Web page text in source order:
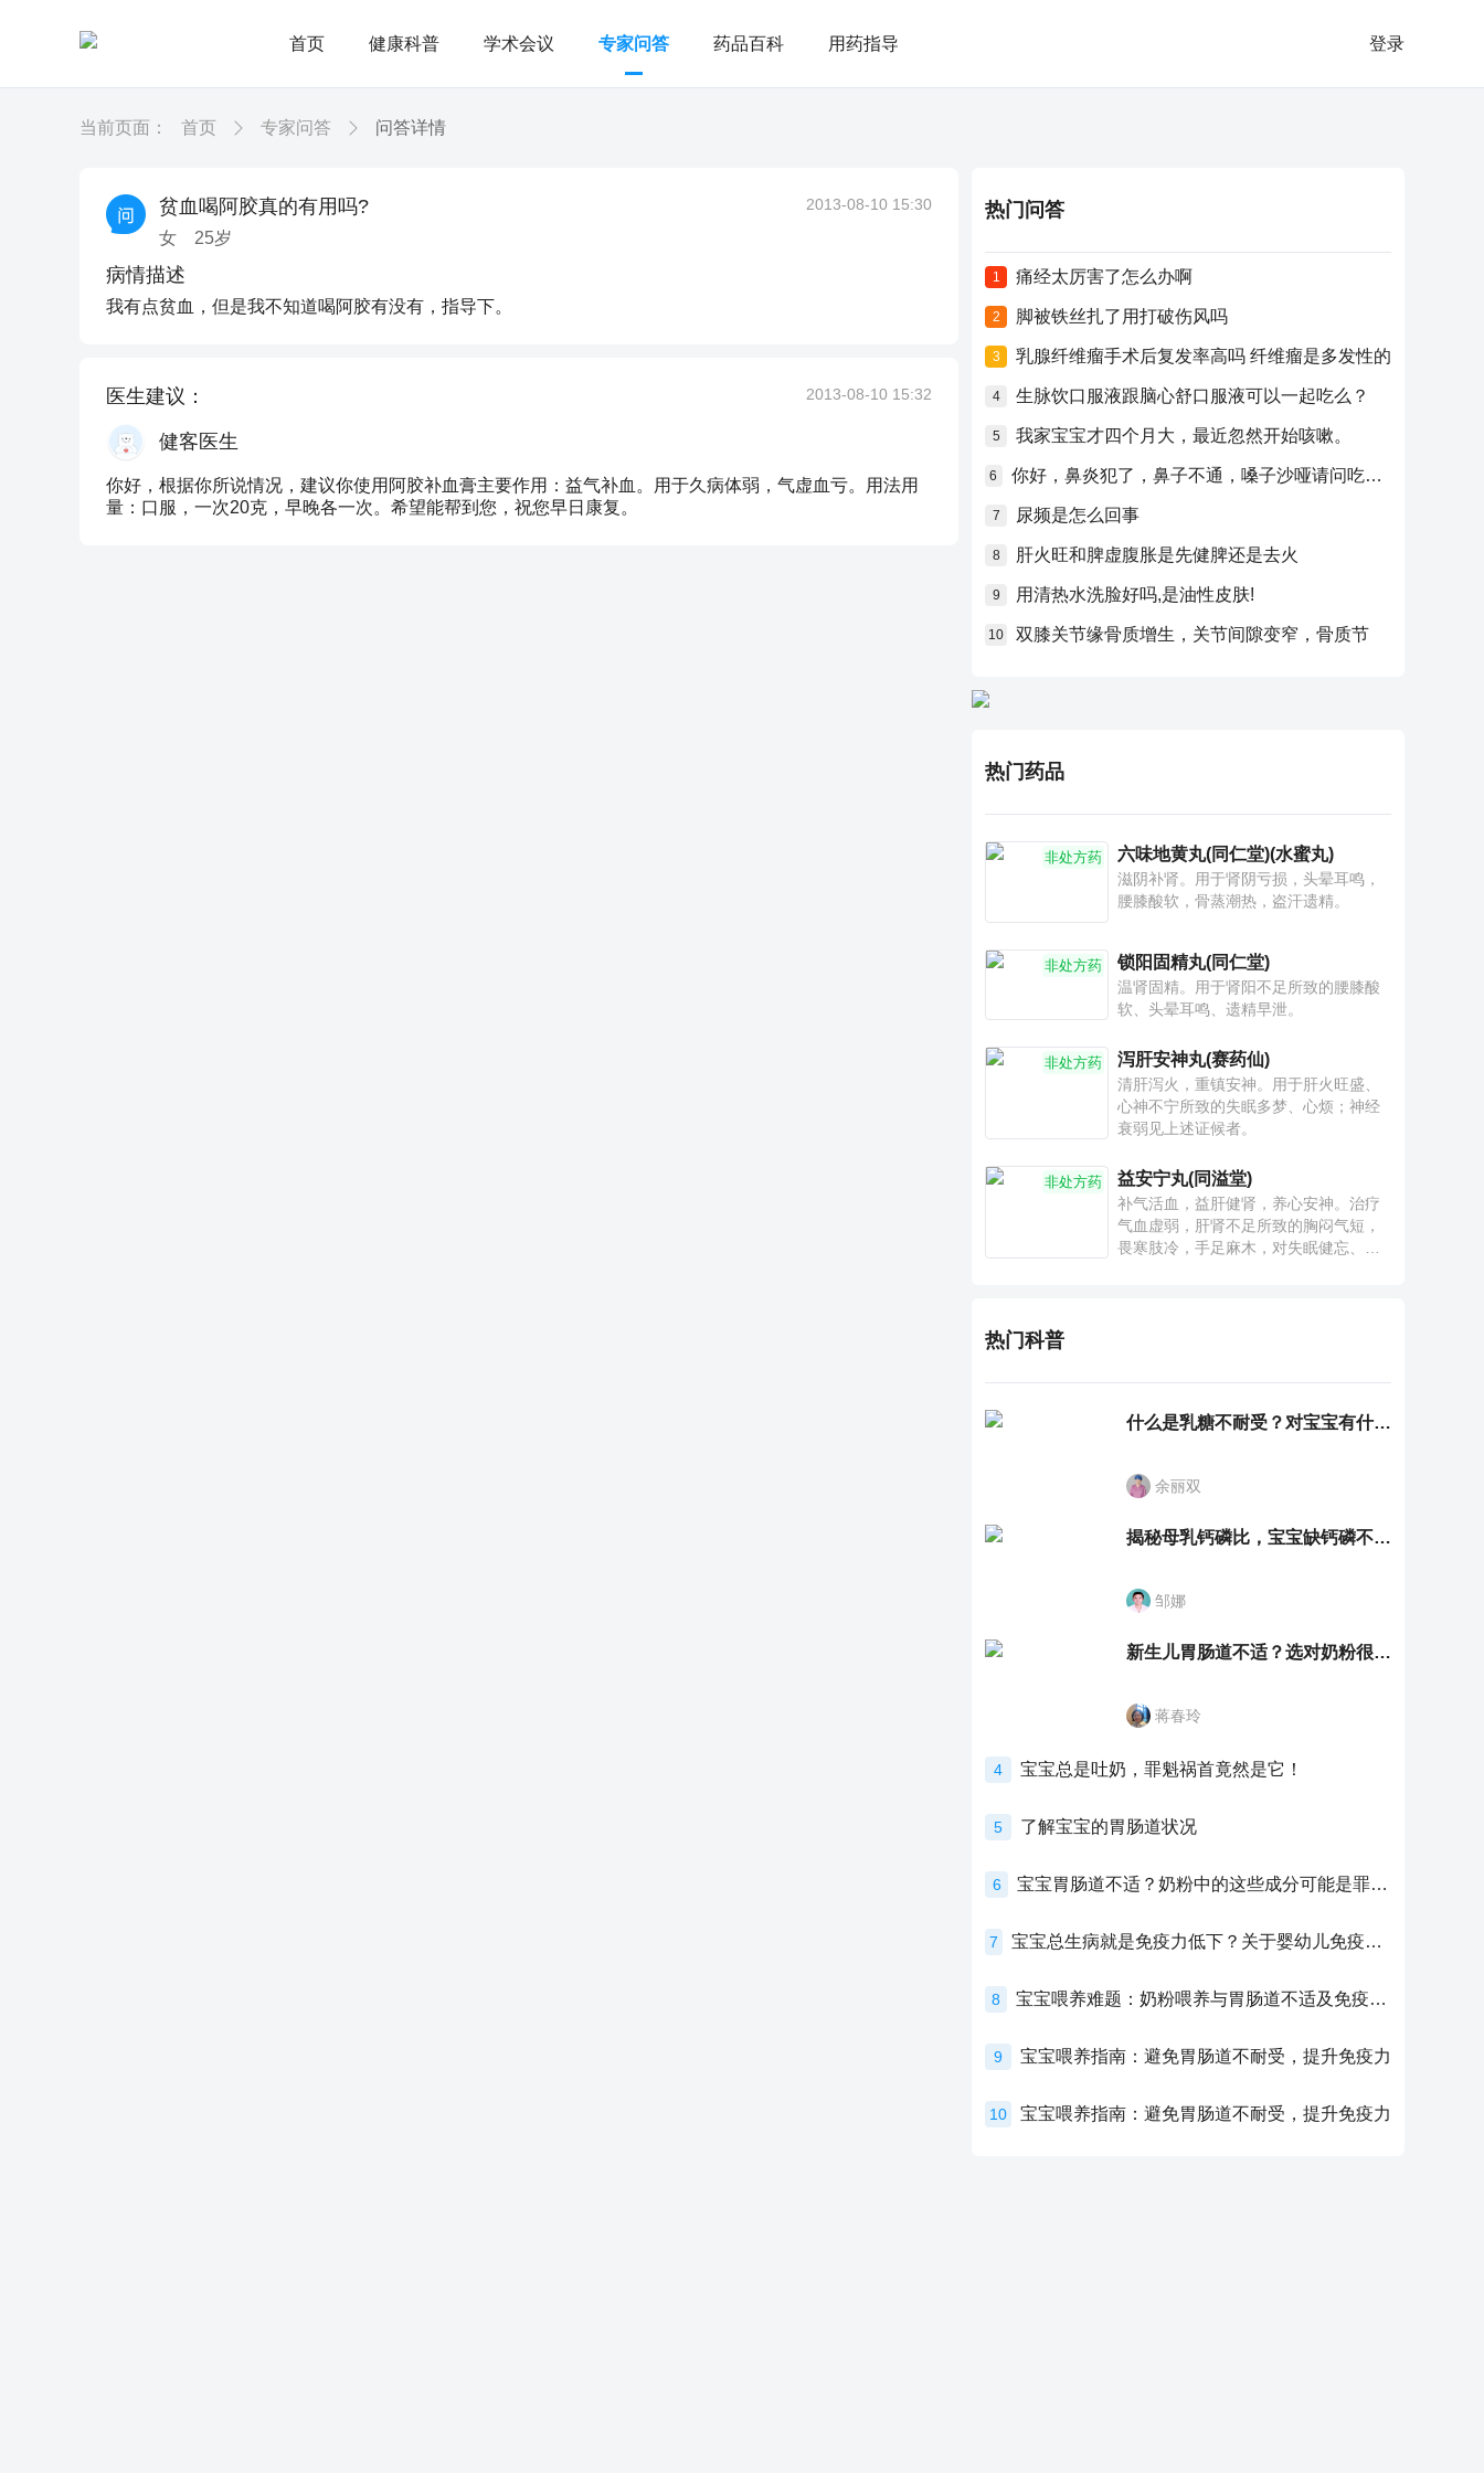
首页 健康科普 学术会议 专家问答 药品百科 用药指导 登录
当前页面： 首页 专家问答 问答详情
贫血喝阿胶真的有用吗?
女 25岁
2013-08-10 15:30
病情描述
我有点贫血，但是我不知道喝阿胶有没有，指导下。
医生建议： 2013-08-10 15:32
健客医生
你好，根据你所说情况，建议你使用阿胶补血膏主要作用：益气补血。用于久病体弱，气虚血亏。用法用
量：口服，一次20克，早晚各一次。希望能帮到您，祝您早日康复。
热门问答
1 痛经太厉害了怎么办啊
2 脚被铁丝扎了用打破伤风吗
3 乳腺纤维瘤手术后复发率高吗 纤维瘤是多发性的
4 生脉饮口服液跟脑心舒口服液可以一起吃么？
5 我家宝宝才四个月大，最近忽然开始咳嗽。
6 你好，鼻炎犯了，鼻子不通，嗓子沙哑请问吃什么药比较好？
7 尿频是怎么回事
8 肝火旺和脾虚腹胀是先健脾还是去火
9 用清热水洗脸好吗,是油性皮肤!
10 双膝关节缘骨质增生，关节间隙变窄，骨质节
热门药品
非处方药 六味地黄丸(同仁堂)(水蜜丸)
滋阴补肾。用于肾阴亏损，头晕耳鸣，
腰膝酸软，骨蒸潮热，盗汗遗精。
非处方药 锁阳固精丸(同仁堂)
温肾固精。用于肾阳不足所致的腰膝酸
软、头晕耳鸣、遗精早泄。
非处方药 泻肝安神丸(赛药仙)
清肝泻火，重镇安神。用于肝火旺盛、
心神不宁所致的失眠多梦、心烦；神经
衰弱见上述证候者。
非处方药 益安宁丸(同溢堂)
补气活血，益肝健肾，养心安神。治疗
气血虚弱，肝肾不足所致的胸闷气短，
畏寒肢冷，手足麻木，对失眠健忘、神
热门科普
什么是乳糖不耐受？对宝宝有什么影响？
余丽双
揭秘母乳钙磷比，宝宝缺钙磷不再愁
邹娜
新生儿胃肠道不适？选对奶粉很重要！
蒋春玲
4 宝宝总是吐奶，罪魁祸首竟然是它！
5 了解宝宝的胃肠道状况
6 宝宝胃肠道不适？奶粉中的这些成分可能是罪魁祸首！
7 宝宝总生病就是免疫力低下？关于婴幼儿免疫力的真相，家长必须了解！
8 宝宝喂养难题：奶粉喂养与胃肠道不适及免疫力提升的奥秘
9 宝宝喂养指南：避免胃肠道不耐受，提升免疫力
10 宝宝喂养指南：避免胃肠道不耐受，提升免疫力